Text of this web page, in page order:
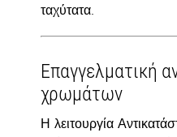
ταχύτατα.
Επαγγελματική
χρωμάτων
Η λειτουργία